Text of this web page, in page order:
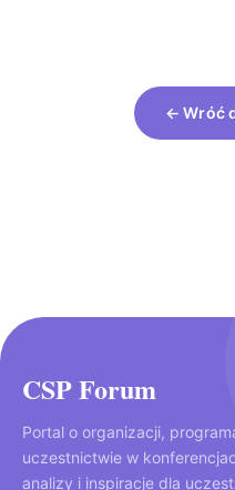
← Wróć
CSP Forum
Portal o organizacji,
uczestnictwie w
analizy i inspiracje dla